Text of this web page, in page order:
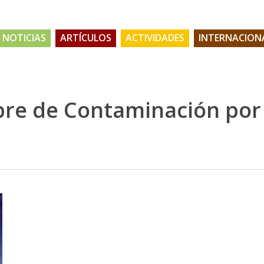
NOTICIAS ARTÍCULOS ACTIVIDADES
de Contaminación